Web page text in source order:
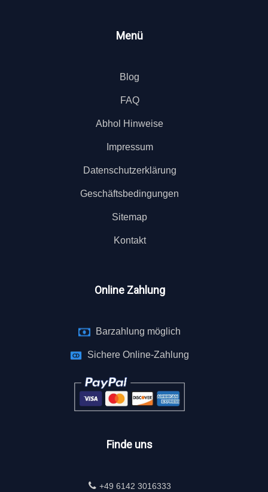
Menü
Blog
FAQ
Abhol Hinweise
Impressum
Datenschutzerklärung
Geschäftsbedingungen
Sitemap
Kontakt
Online Zahlung
Barzahlung möglich
Sichere Online-Zahlung
Finde uns
+49 6142 3016333